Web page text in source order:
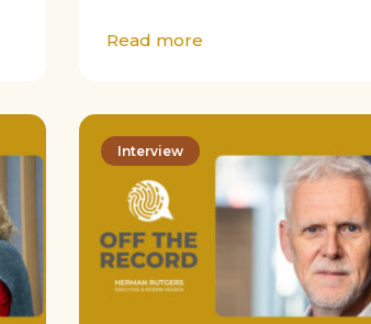
Read more
Interview